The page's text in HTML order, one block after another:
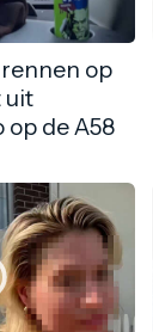
op
uit
op de A58